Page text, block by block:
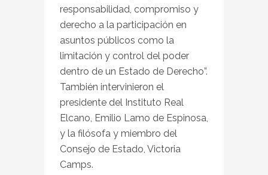
responsabilidad, compromiso y
derecho a la participación en
asuntos públicos como la
limitación y control del poder
dentro de un Estado de Derecho”.
También intervinieron el
presidente del Instituto Real
Elcano, Emilio Lamo de Espinosa,
y la filósofa y miembro del
Consejo de Estado, Victoria
Camps.